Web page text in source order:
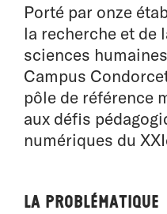
Porté par onze
la recherche et de
sciences
Campus
pôle de référence
aux défis
numériques du
la problématique